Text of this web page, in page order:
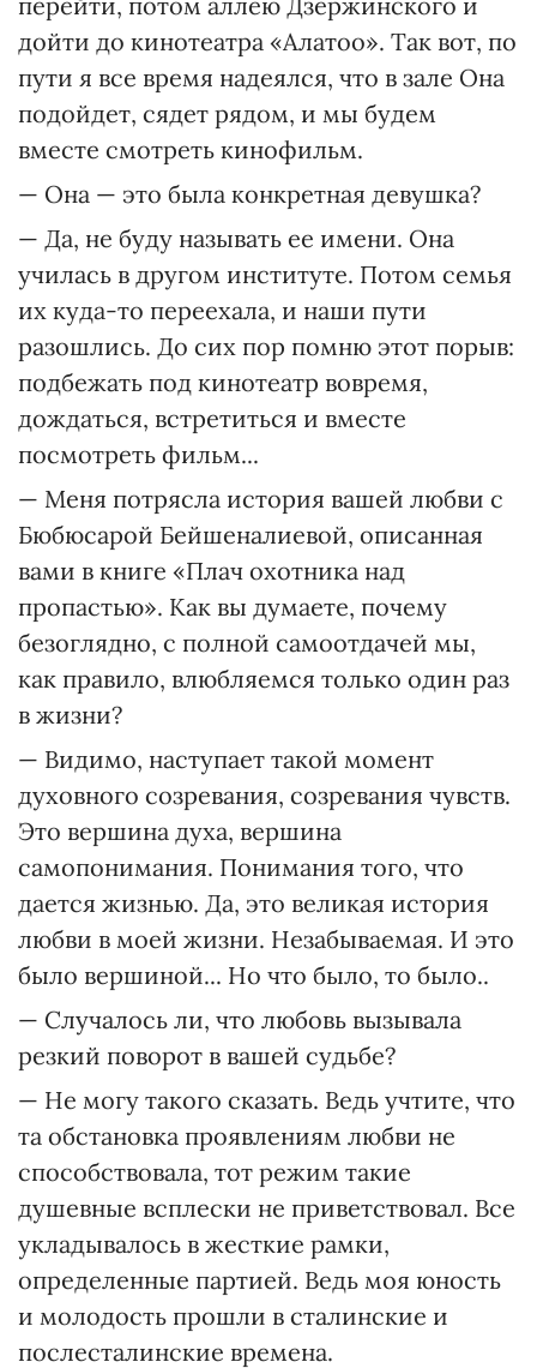
дойти до кинотеатра «Алатоо». Так вот, по
пути я все время надеялся, что в зале Она
подойдет, сядет рядом, и мы будем
вместе смотреть кинофильм.
— Она — это была конкретная девушка?
— Да, не буду называть ее имени. Она
училась в другом институте. Потом семья
их куда-то переехала, и наши пути
разошлись. До сих пор помню этот порыв:
подбежать под кинотеатр вовремя,
дождаться, встретиться и вместе
посмотреть фильм...
— Меня потрясла история вашей любви с
Бюбюсарой Бейшеналиевой, описанная
вами в книге «Плач охотника над
пропастью». Как вы думаете, почему
безоглядно, с полной самоотдачей мы,
как правило, влюбляемся только один раз
в жизни?
— Видимо, наступает такой момент
духовного созревания, созревания чувств.
Это вершина духа, вершина
самопонимания. Понимания того, что
дается жизнью. Да, это великая история
любви в моей жизни. Незабываемая. И это
было вершиной... Но что было, то было..
— Случалось ли, что любовь вызывала
резкий поворот в вашей судьбе?
— Не могу такого сказать. Ведь учтите, что
та обстановка проявлениям любви не
способствовала, тот режим такие
душевные всплески не приветствовал. Все
укладывалось в жесткие рамки,
определенные партией. Ведь моя юность
и молодость прошли в сталинские и
послесталинские времена.